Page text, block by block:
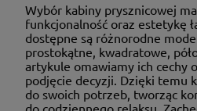
Wybór kabiny prysznicowej
funkcjonalność oraz estetykę
dostępne są różnorodne
prostokątne, kwadratowe,
artykule omawiamy ich cechy
podjęcie decyzji. Dzięki temu
do swoich potrzeb, tworząc
do codziennego relaksu.